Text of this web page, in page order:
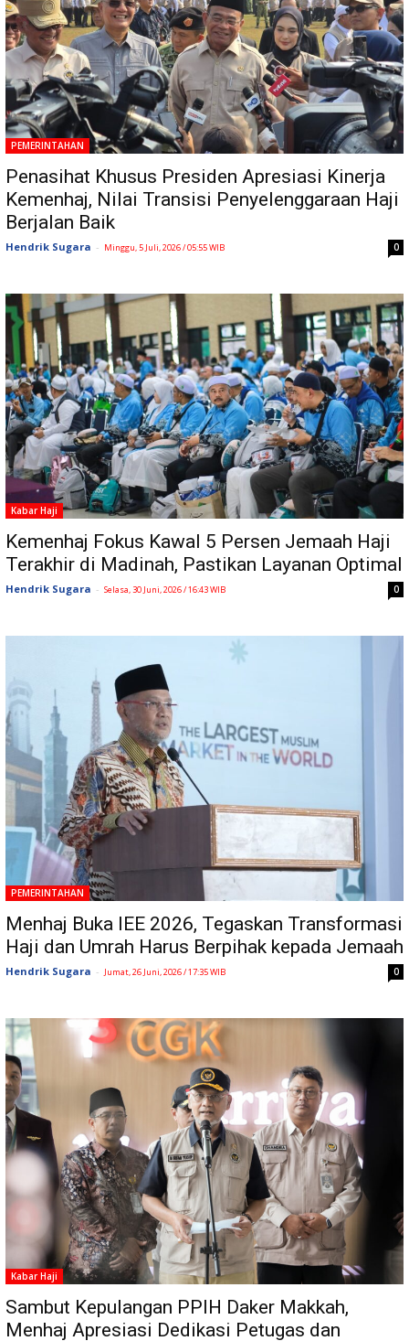
PEMERINTAHAN
Penasihat Khusus Presiden Apresiasi Kinerja
Kemenhaj, Nilai Transisi Penyelenggaraan Haji
Berjalan Baik
Hendrik Sugara - Minggu, 5 Juli, 2026 / 05:55 WIB 0
Kabar Haji
Kemenhaj Fokus Kawal 5 Persen Jemaah Haji
Terakhir di Madinah, Pastikan Layanan Optimal
Hendrik Sugara - Selasa, 30 Juni, 2026 / 16:43 WIB 0
PEMERINTAHAN
Menhaj Buka IEE 2026, Tegaskan Transformasi
Haji dan Umrah Harus Berpihak kepada Jemaah
Hendrik Sugara - Jumat, 26 Juni, 2026 / 17:35 WIB 0
Kabar Haji
Sambut Kepulangan PPIH Daker Makkah,
Menhaj Apresiasi Dedikasi Petugas dan